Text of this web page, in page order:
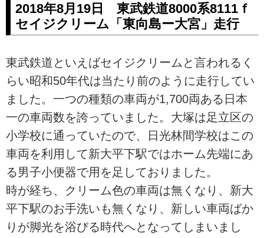
2018年8月19日 東武鉄道8000系8111ｆ
セイジクリーム「東向島ー大宮」走行
東武鉄道といえばセイジクリームと言われるく
らい昭和50年代は当たり前のように走行してい
ました。一つの種類の車両が1,700両ある日本
一の車両数を誇っていました。大塚は足立区の
小学校に通っていたので、日光林間学校はこの
車両を利用して新大平下駅ではホーム先端にあ
る男子小便器で用を足しておりました。
時が経ち、クリーム色の車両は無くなり、新大
平下駅のお手洗いも無くなり、新しい車両ばか
りが脚光を浴びる時代へとなってしまいまし